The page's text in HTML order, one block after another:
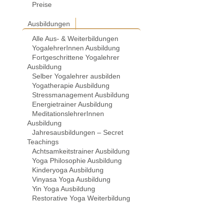
Preise
Ausbildungen
Alle Aus- & Weiterbildungen
YogalehrerInnen Ausbildung
Fortgeschrittene Yogalehrer
Ausbildung
Selber Yogalehrer ausbilden
Yogatherapie Ausbildung
Stressmanagement Ausbildung
Energietrainer Ausbildung
MeditationslehrerInnen
Ausbildung
Jahresausbildungen – Secret
Teachings
Achtsamkeitstrainer Ausbildung
Yoga Philosophie Ausbildung
Kinderyoga Ausbildung
Vinyasa Yoga Ausbildung
Yin Yoga Ausbildung
Restorative Yoga Weiterbildung